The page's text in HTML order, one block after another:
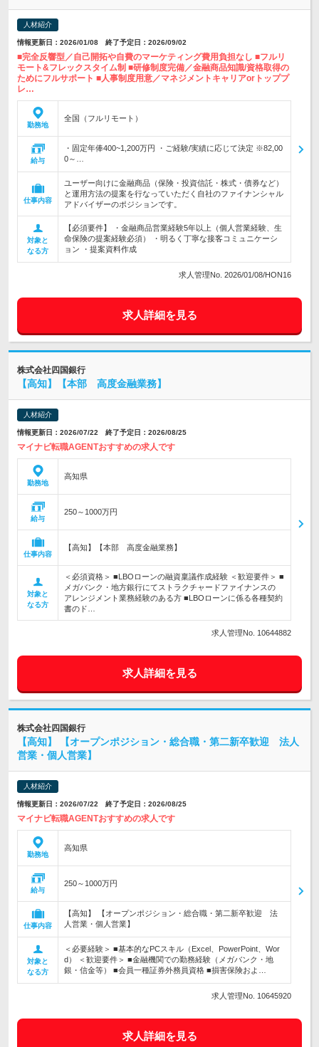
人材紹介
情報更新日：2026/01/08 終了予定日：2026/09/02
■完全反響型／自己開拓や自費のマーケティング費用負担なし ■フルリ
モート&フレックスタイム制 ■研修制度完備／金融商品知識/資格取得の
ためにフルサポート ■人事制度用意／マネジメントキャリアorトッププ
レ…
勤務地
全国（フルリモート）
給与
・固定年俸400~1,200万円 ・ご経験/実績に応じて決定 ※82,00
0～…
仕事内容
ユーザー向けに金融商品（保険・投資信託・株式・債券など）
と運用方法の提案を行なっていただく自社のファイナンシャル
アドバイザーのポジションです。
対象と
なる方
【必須要件】 ・金融商品営業経験5年以上（個人営業経験、生
命保険の提案経験必須） ・明るく丁寧な接客コミュニケーシ
ョン ・提案資料作成
求人管理No. 2026/01/08/HON16
求人詳細を見る
株式会社四国銀行
【高知】【本部 高度金融業務】
人材紹介
情報更新日：2026/07/22 終了予定日：2026/08/25
マイナビ転職AGENTおすすめの求人です
勤務地
高知県
給与
250～1000万円
仕事内容
【高知】【本部 高度金融業務】
対象と
なる方
＜必須資格＞ ■LBOローンの融資稟議作成経験 ＜歓迎要件＞ ■
メガバンク・地方銀行にてストラクチャードファイナンスの
アレンジメント業務経験のある方 ■LBOローンに係る各種契約
書のド…
求人管理No. 10644882
求人詳細を見る
株式会社四国銀行
【高知】 【オープンポジション・総合職・第二新卒歓迎 法人
営業・個人営業】
人材紹介
情報更新日：2026/07/22 終了予定日：2026/08/25
マイナビ転職AGENTおすすめの求人です
勤務地
高知県
給与
250～1000万円
仕事内容
【高知】 【オープンポジション・総合職・第二新卒歓迎 法
人営業・個人営業】
対象と
なる方
＜必要経験＞ ■基本的なPCスキル（Excel、PowerPoint、Wor
d） ＜歓迎要件＞ ■金融機関での勤務経験（メガバンク・地
銀・信金等） ■会員一種証券外務員資格 ■損害保険およ…
求人管理No. 10645920
求人詳細を見る